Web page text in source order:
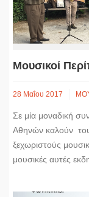
Μουσικοί
28 Μαΐου 2017
Σε μία μοναδική
Αθηνών καλούν
ξεχωριστούς
μουσικές αυτές